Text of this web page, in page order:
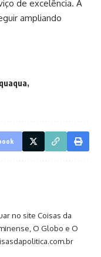
de excelência. A
ampliando
quaqua
no site Coisas da
O Globo e O